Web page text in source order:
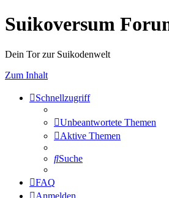
Suikoversum
Dein Tor zur Suikodenwelt
Zum Inhalt
Schnellzugriff
Unbeantwortete Themen
Aktive Themen
Suche
FAQ
Anmelden